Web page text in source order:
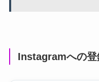
Instagramへの